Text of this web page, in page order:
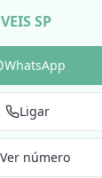
SP
WhatsApp
Ligar
Ver número